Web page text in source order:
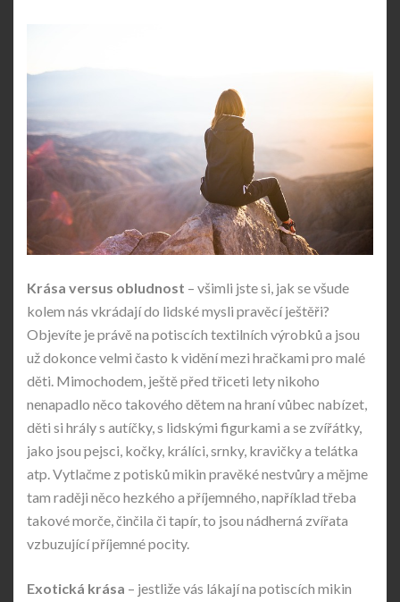
Krása versus obludnost – všimli jste si, jak se všude
kolem nás vkrádají do lidské mysli pravěcí ještěři?
Objevíte je právě na potiscích textilních výrobků a jsou
už dokonce velmi často k vidění mezi hračkami pro malé
děti. Mimochodem, ještě před třiceti lety nikoho
nenapadlo něco takového dětem na hraní vůbec nabízet,
děti si hrály s autíčky, s lidskými figurkami a se zvířátky,
jako jsou pejsci, kočky, králíci, srnky, kravičky a telátka
atp. Vytlačme z potisků mikin pravěké nestvůry a mějme
tam raději něco hezkého a příjemného, například třeba
takové morče, činčila či tapír, to jsou nádherná zvířata
vzbuzující příjemné pocity.
Exotická krása – jestliže vás lákají na potiscích mikin